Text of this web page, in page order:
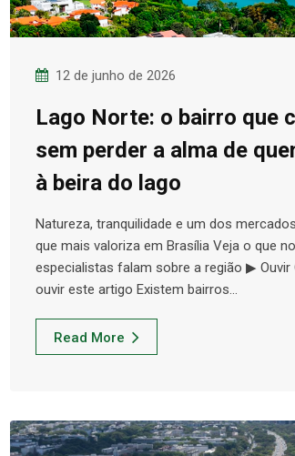
12 de junho de 2026
Lago Norte: o bairro que
sem perder a alma de
à beira do lago
Natureza, tranquilidade e um dos
que mais valoriza em Brasília Veja o que
especialistas falam sobre a região ▶ Ouvir
ouvir este artigo Existem bairros…
Read More